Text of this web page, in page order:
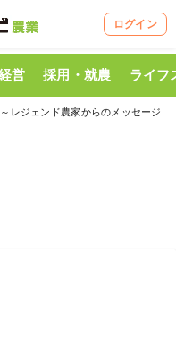
ログイン
営 採用・就農 ライフ
レジェンド農家からのメッセージ